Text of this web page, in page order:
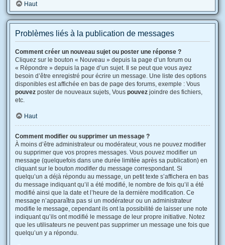
Haut
Problèmes liés à la publication de messages
Comment créer un nouveau sujet ou poster une réponse ?
Cliquez sur le bouton « Nouveau » depuis la page d’un forum ou
« Répondre » depuis la page d’un sujet. Il se peut que vous ayez
besoin d’être enregistré pour écrire un message. Une liste des options
disponibles est affichée en bas de page des forums, exemple : Vous
pouvez poster de nouveaux sujets, Vous pouvez joindre des fichiers,
etc.
Haut
Comment modifier ou supprimer un message ?
À moins d’être administrateur ou modérateur, vous ne pouvez modifier
ou supprimer que vos propres messages. Vous pouvez modifier un
message (quelquefois dans une durée limitée après sa publication) en
cliquant sur le bouton modifierdu message correspondant. Si
quelqu’un a déjà répondu au message, un petit texte s’affichera en bas
du message indiquant qu’il a été modifié, le nombre de fois qu’il a été
modifié ainsi que la date et l’heure de la dernière modification. Ce
message n’apparaîtra pas si un modérateur ou un administrateur
modifie le message, cependant ils ont la possibilité de laisser une note
indiquant qu’ils ont modifié le message de leur propre initiative. Notez
que les utilisateurs ne peuvent pas supprimer un message une fois que
quelqu’un y a répondu.